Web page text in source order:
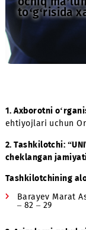
dasturiy
ochiq
1.Axborotni
ehtiyojlari uchun
2. Tashkilotchi:
cheklangan